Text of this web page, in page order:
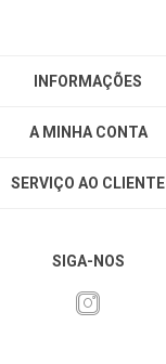
INFORMAÇÕES
A MINHA CONTA
SERVIÇO AO CLIENTE
SIGA-NOS